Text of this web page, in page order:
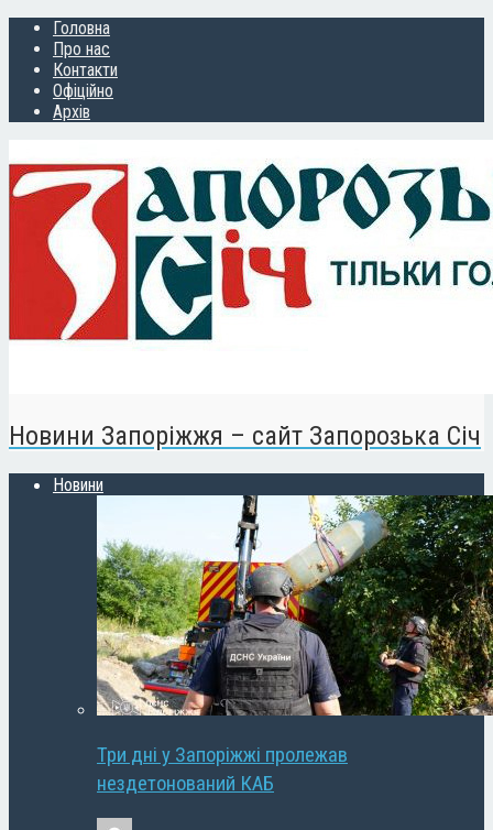
Головна
Про нас
Контакти
Офіційно
Архів
Новини Запоріжжя – сайт Запорозька Січ
Новини
Три дні у Запоріжжі пролежав
нездетонований КАБ